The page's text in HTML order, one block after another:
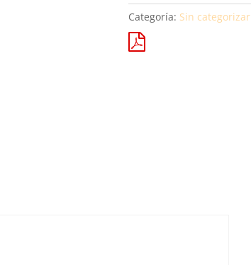
Categoría: Sin categorizar